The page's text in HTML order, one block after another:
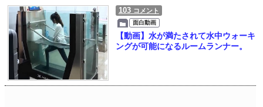
103 コメント
面白動画
【動画】水が満たされて水中ウォーキ
ングが可能になるルームランナー。